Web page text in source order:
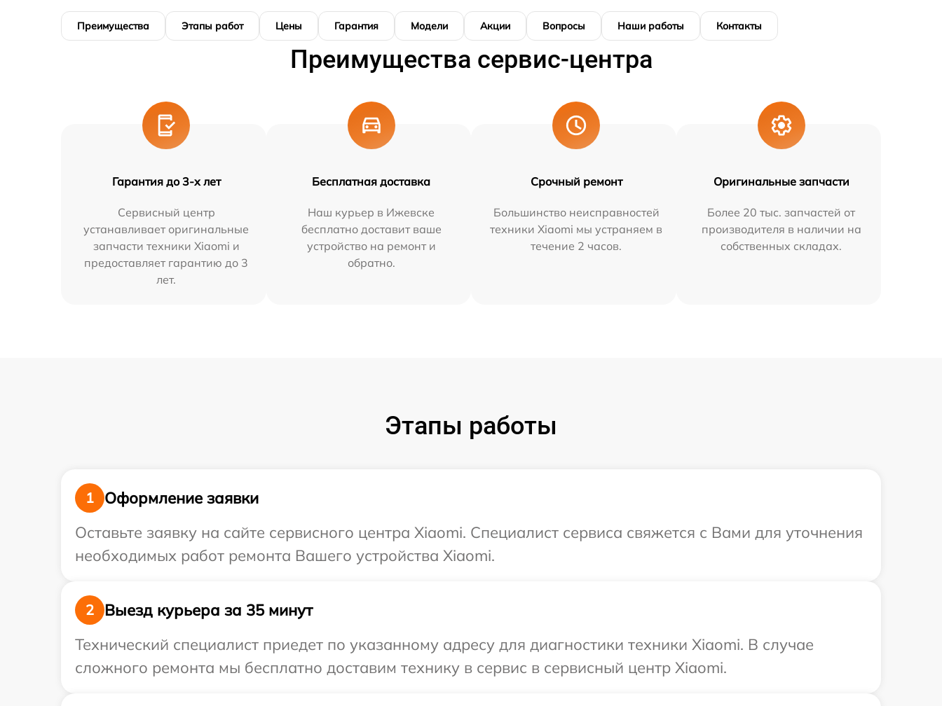
Преимущества Этапы работ Цены Гарантия Модели Акции Вопросы Наши работы Контакты
Преимущества сервис-центра
Гарантия до 3-х лет
Сервисный центр
устанавливает оригинальные
запчасти техники Xiaomi и
предоставляет гарантию до 3
лет.
Бесплатная доставка
Наш курьер в Ижевске
бесплатно доставит ваше
устройство на ремонт и
обратно.
Срочный ремонт
Большинство неисправностей
техники Xiaomi мы устраняем в
течение 2 часов.
Оригинальные запчасти
Более 20 тыс. запчастей от
производителя в наличии на
собственных складах.
Этапы работы
1
Оформление заявки
Оставьте заявку на сайте сервисного центра Xiaomi. Специалист сервиса свяжется с Вами для уточнения
необходимых работ ремонта Вашего устройства Xiaomi.
2
Выезд курьера за 35 минут
Технический специалист приедет по указанному адресу для диагностики техники Xiaomi. В случае
сложного ремонта мы бесплатно доставим технику в сервис в сервисный центр Xiaomi.